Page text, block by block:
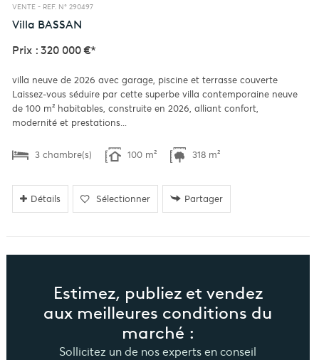
VENTE - REF. N° 290497
Villa BASSAN
Prix : 320 000 €*
villa neuve de 2026 avec garage, piscine et terrasse couverte
Laissez-vous séduire par cette superbe villa contemporaine neuve
de 100 m² habitables, construite en 2026, alliant confort,
modernité et prestations...
3 chambre(s) 100 m² 318 m²
Détails Sélectionner Partager
Estimez, publiez et vendez
aux meilleures conditions du
marché :
Sollicitez un de nos experts en conseil